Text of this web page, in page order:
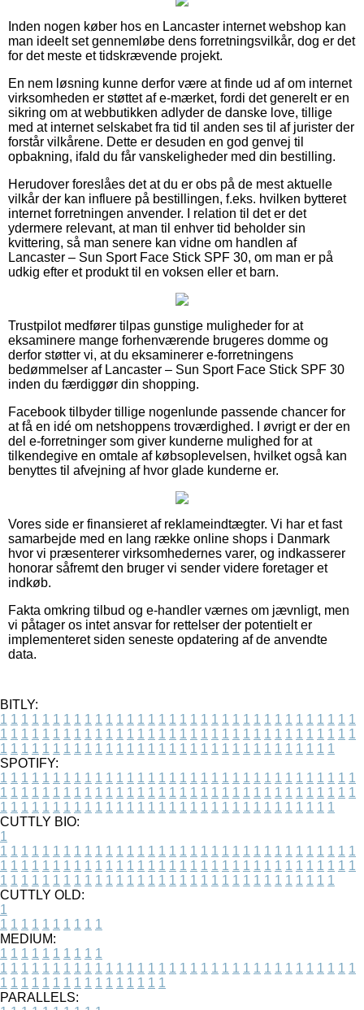
Inden nogen køber hos en Lancaster internet webshop kan
man ideelt set gennemløbe dens forretningsvilkår, dog er det
for det meste et tidskrævende projekt.
En nem løsning kunne derfor være at finde ud af om internet
virksomheden er støttet af e-mærket, fordi det generelt er en
sikring om at webbutikken adlyder de danske love, tillige
med at internet selskabet fra tid til anden ses til af jurister der
forstår vilkårene. Dette er desuden en god genvej til
opbakning, ifald du får vanskeligheder med din bestilling.
Herudover foreslåes det at du er obs på de mest aktuelle
vilkår der kan influere på bestillingen, f.eks. hvilken bytteret
internet forretningen anvender. I relation til det er det
ydermere relevant, at man til enhver tid beholder sin
kvittering, så man senere kan vidne om handlen af
Lancaster – Sun Sport Face Stick SPF 30, om man er på
udkig efter et produkt til en voksen eller et barn.
Trustpilot medfører tilpas gunstige muligheder for at
eksaminere mange forhenværende brugeres domme og
derfor støtter vi, at du eksaminerer e-forretningens
bedømmelser af Lancaster – Sun Sport Face Stick SPF 30
inden du færdiggør din shopping.
Facebook tilbyder tillige nogenlunde passende chancer for
at få en idé om netshoppens troværdighed. I øvrigt er der en
del e-forretninger som giver kunderne mulighed for at
tilkendegive en omtale af købsoplevelsen, hvilket også kan
benyttes til afvejning af hvor glade kunderne er.
Vores side er finansieret af reklameindtægter. Vi har et fast
samarbejde med en lang række online shops i Danmark
hvor vi præsenterer virksomhedernes varer, og indkasserer
honorar såfremt den bruger vi sender videre foretager et
indkøb.
Fakta omkring tilbud og e-handler værnes om jævnligt, men
vi påtager os intet ansvar for rettelser der potentielt er
implementeret siden seneste opdatering af de anvendte
data.
BITLY:
1 1 1 1 1 1 1 1 1 1 1 1 1 1 1 1 1 1 1 1 1 1 1 1 1 1 1 1 1 1 1 1 1 1
1 1 1 1 1 1 1 1 1 1 1 1 1 1 1 1 1 1 1 1 1 1 1 1 1 1 1 1 1 1 1 1 1 1
1 1 1 1 1 1 1 1 1 1 1 1 1 1 1 1 1 1 1 1 1 1 1 1 1 1 1 1 1 1 1 1
SPOTIFY:
1 1 1 1 1 1 1 1 1 1 1 1 1 1 1 1 1 1 1 1 1 1 1 1 1 1 1 1 1 1 1 1 1 1
1 1 1 1 1 1 1 1 1 1 1 1 1 1 1 1 1 1 1 1 1 1 1 1 1 1 1 1 1 1 1 1 1 1
1 1 1 1 1 1 1 1 1 1 1 1 1 1 1 1 1 1 1 1 1 1 1 1 1 1 1 1 1 1 1 1
CUTTLY BIO:
1
1 1 1 1 1 1 1 1 1 1 1 1 1 1 1 1 1 1 1 1 1 1 1 1 1 1 1 1 1 1 1 1 1 1
1 1 1 1 1 1 1 1 1 1 1 1 1 1 1 1 1 1 1 1 1 1 1 1 1 1 1 1 1 1 1 1 1 1
1 1 1 1 1 1 1 1 1 1 1 1 1 1 1 1 1 1 1 1 1 1 1 1 1 1 1 1 1 1 1 1
CUTTLY OLD:
1
1 1 1 1 1 1 1 1 1 1
MEDIUM:
1 1 1 1 1 1 1 1 1 1
1 1 1 1 1 1 1 1 1 1 1 1 1 1 1 1 1 1 1 1 1 1 1 1 1 1 1 1 1 1 1 1 1 1
1 1 1 1 1 1 1 1 1 1 1 1 1 1 1 1
PARALLELS: